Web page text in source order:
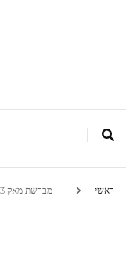
ראשי מברשת מאק 263